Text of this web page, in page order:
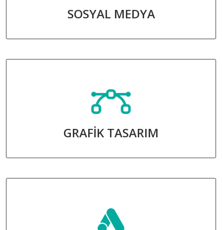
SOSYAL MEDYA
GRAFİK TASARIM